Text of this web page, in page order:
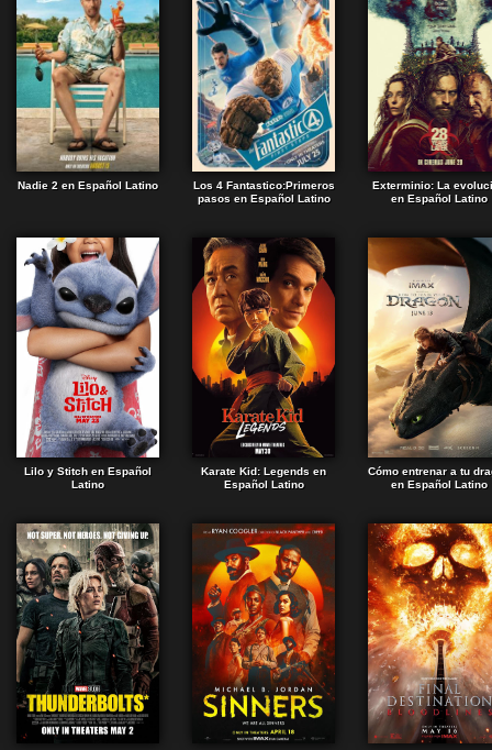
Nadie 2 en Español Latino
Los 4 Fantastico:Primeros
pasos en Español Latino
Exterminio: La
en Español Latino
Lilo y Stitch en Español
Latino
Karate Kid: Legends en
Español Latino
Cómo entrenar a tu
en Español Latino